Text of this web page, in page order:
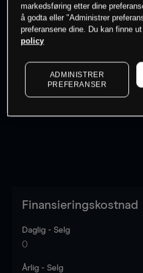
Søk om
Kursene er veiledende.Log in
Finansieringskostnad
Daglig - Selg
0
Årlig - Selg
markedsføring etter dine
å godta eller "Administrer
preferansene dine. Du kan finne
policy
ADMINISTRER
PREFERANSER